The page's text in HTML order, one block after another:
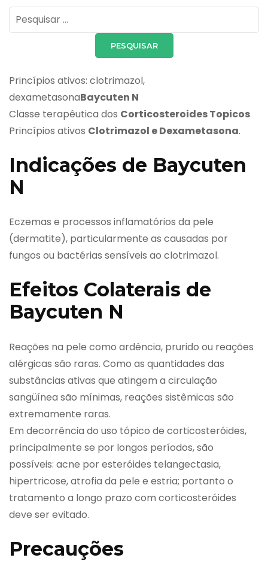
Pesquisar
por:
Princípios ativos: clotrimazol,
dexametasonaBaycuten N
Classe terapêutica dos Corticosteroides Topicos
Princípios ativos Clotrimazol e Dexametasona.
Indicações de Baycuten
N
Eczemas e processos inflamatórios da pele
(dermatite), particularmente as causadas por
fungos ou bactérias sensíveis ao clotrimazol.
Efeitos Colaterais de
Baycuten N
Reações na pele como ardência, prurido ou reações
alérgicas são raras. Como as quantidades das
substâncias ativas que atingem a circulação
sangüínea são mínimas, reações sistêmicas são
extremamente raras.
Em decorrência do uso tópico de corticosteróides,
principalmente se por longos períodos, são
possíveis: acne por esteróides telangectasia,
hipertricose, atrofia da pele e estria; portanto o
tratamento a longo prazo com corticosteróides
deve ser evitado.
Precauções